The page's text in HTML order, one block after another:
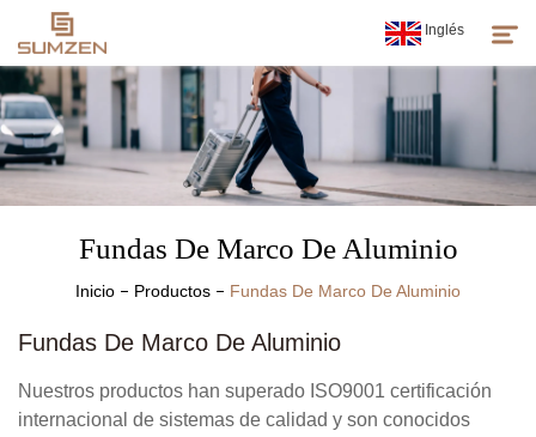
Productos
Espíritu De Sumzen
Inglés
Fundas De Marco De Aluminio
Inicio Productos Fundas De Marco De Aluminio
Fundas De Marco De Aluminio
Nuestros productos han superado ISO9001 certificación
internacional de sistemas de calidad y son conocidos